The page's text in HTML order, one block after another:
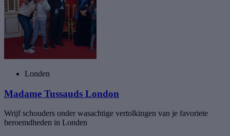
Londen
Madame Tussauds London
Wrijf schouders onder wasachtige vertolkingen van je favoriete
beroemdheden in Londen